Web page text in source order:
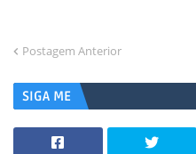
Postagem Anterior
SIGA ME